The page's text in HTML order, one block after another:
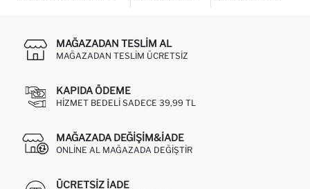
MAĞAZADAN TESLIM AL
MAĞAZADAN TESLIM ÜCRETSIZ
KAPIDA ÖDEME
HIZMET BEDELI SADECE 39,99 TL
MAĞAZADA DEĞIŞIM&İADE
ONLINE AL MAĞAZADA DEĞIŞTIR
ÜCRETSIZ IADE